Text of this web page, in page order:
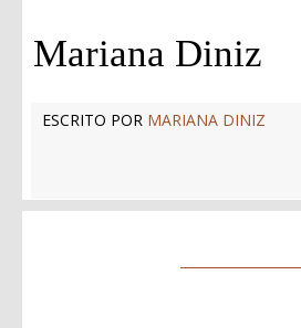
Mariana Diniz
ESCRITO POR MARIANA DINIZ